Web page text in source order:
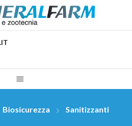
Biosicurezza Sanitizzanti